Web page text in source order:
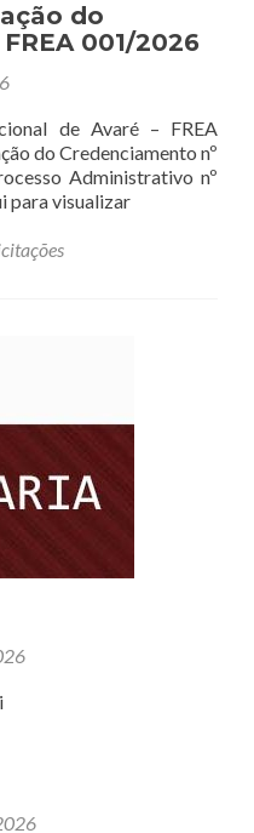
do
001/2026
de Avaré – FREA
do Credenciamento nº
Administrativo nº
para visualizar